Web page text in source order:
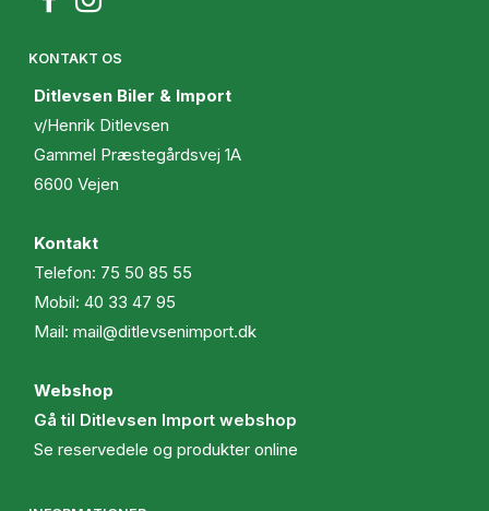
KONTAKT OS
Ditlevsen Biler & Import
v/Henrik Ditlevsen
Gammel Præstegårdsvej 1A
6600 Vejen
Kontakt
Telefon: 75 50 85 55
Mobil: 40 33 47 95
Mail: mail@ditlevsenimport.dk
Webshop
Gå til Ditlevsen Import webshop
Se reservedele og produkter online